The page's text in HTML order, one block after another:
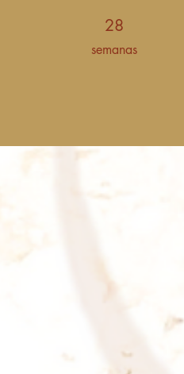
28
semanas
28 semanas